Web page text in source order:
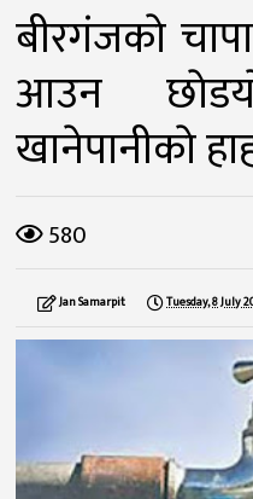
बीरगंजकाे
आउन
खानेपानीकाे
580
Jan Samarpit Tuesday, 8 July